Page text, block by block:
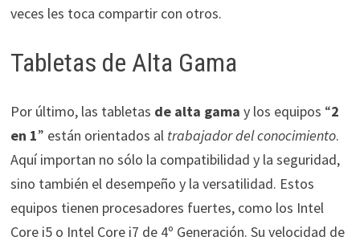
veces les toca compartir con otros.
Tabletas de Alta Gama
Por último, las tabletas de alta gama y los equipos “2
en 1” están orientados al trabajador del conocimiento.
Aquí importan no sólo la compatibilidad y la seguridad,
sino también el desempeño y la versatilidad. Estos
equipos tienen procesadores fuertes, como los Intel
Core i5 o Intel Core i7 de 4º Generación. Su velocidad de